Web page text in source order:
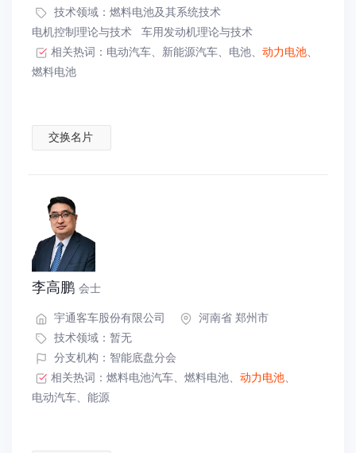
技术领域： 燃料电池及其系统技术
电机控制理论与技术 车用发动机理论与技术
相关热词： 电动汽车、 新能源汽车、 电池、 动力电池、
燃料电池
交换名片
李高鹏 会士
宇通客车股份有限公司
河南省 郑州市
技术领域：暂无
分支机构：智能底盘分会
相关热词： 燃料电池汽车、 燃料电池、 动力电池、
电动汽车、 能源